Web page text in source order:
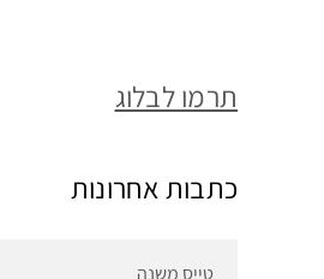
תרמו לבלוג
כתבות אחרונות
טייס משנה